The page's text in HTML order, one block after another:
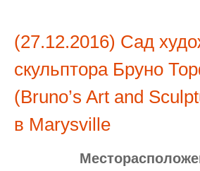
(27.12.2016) Сад
скульптора Бруно
(Bruno’s Art and
в Marysville